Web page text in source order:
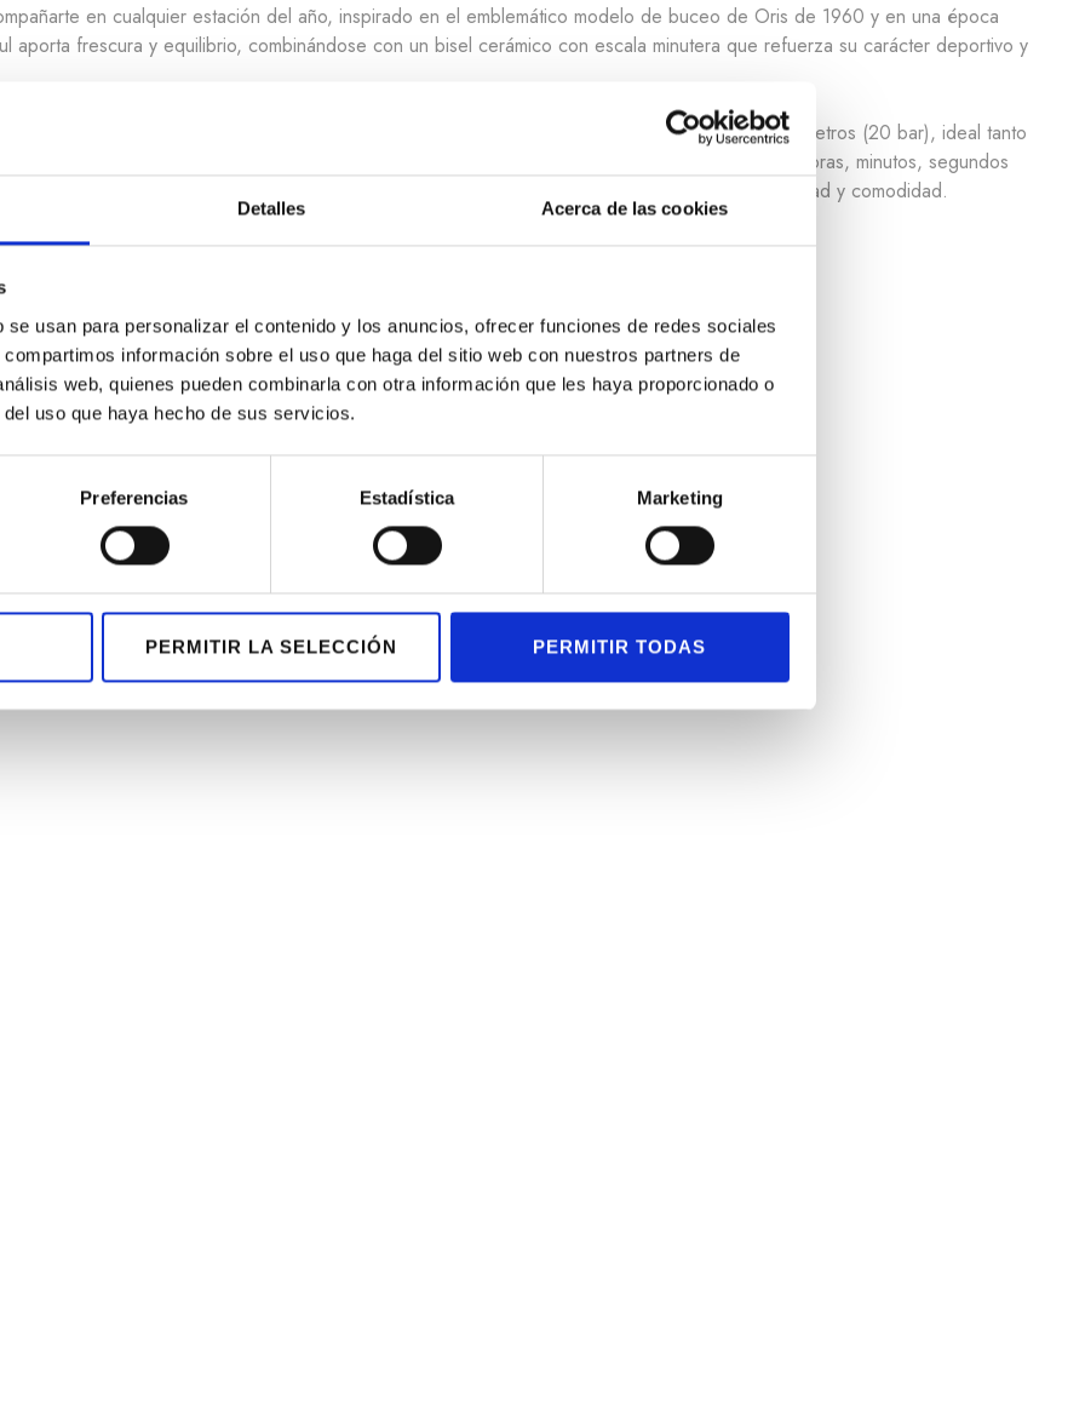
Detalles Acerca de las cookies
usan para personalizar el contenido y los anuncios, ofrecer funciones de redes sociales
información sobre el uso que haga del sitio web con nuestros partners de
web, quienes pueden combinarla con otra información que les haya proporcionado o
uso que haya hecho de sus servicios.
Preferencias Estadística Marketing
PERMITIR LA SELECCIÓN PERMITIR TODAS
en cualquier estación del año, inspirado en el emblemático modelo de buceo de Oris de 1960 y en una época
aporta frescura y equilibrio, combinándose con un bisel cerámico con escala minutera que refuerza su carácter deportivo y
de zafiro abombado con tratamiento antirreflejos y ofrece una resistencia al agua de 200 metros (20 bar), ideal tanto
alberga el calibre automático Oris 733-1, con 41 horas de reserva de marcha y funciones de horas, minutos, segundos
e incluye una correa adicional de caucho negro de cambio rápido, aportando máxima versatilidad y comodidad.